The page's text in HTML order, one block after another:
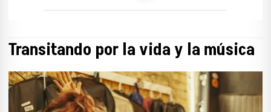
Transitando por la vida y la música